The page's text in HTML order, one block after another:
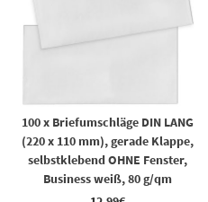
100 x Briefumschläge DIN LANG
(220 x 110 mm), gerade Klappe,
selbstklebend OHNE Fenster,
Business weiß, 80 g/qm